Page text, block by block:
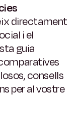
directament
i el
guia
consells
per al vostre